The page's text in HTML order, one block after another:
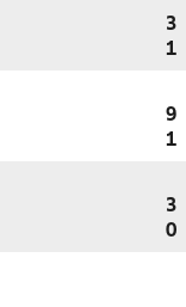
3
1
9
1
3
0